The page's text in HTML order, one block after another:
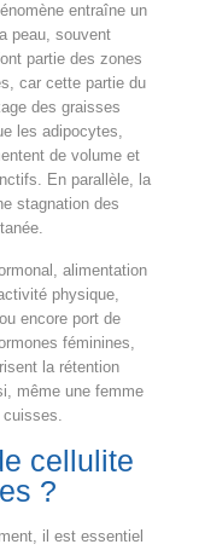
entraîne un
peau, souvent
partie des zones
car cette partie du
des graisses
les adipocytes,
de volume et
En parallèle, la
stagnation des
alimentation
physique,
encore port de
féminines,
la rétention
même une femme
cuisses.
cellulite
?
il est essentiel